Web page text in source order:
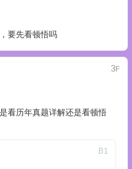
要先看顿悟吗
3F
看历年真题详解还是看顿悟
B1